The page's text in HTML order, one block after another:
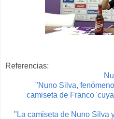
Referencias:
"Nuno Silva,
camiseta de Franco 'cuy
"La camiseta de Nuno Silva